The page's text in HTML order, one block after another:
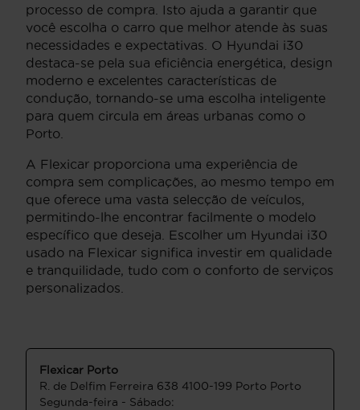
processo de compra. Isto ajuda a garantir que
você escolha o carro que melhor atende às suas
necessidades e expectativas. O Hyundai i30
destaca-se pela sua eficiência energética, design
moderno e excelentes características de
condução, tornando-se uma escolha inteligente
para quem circula em áreas urbanas como o
Porto.
A Flexicar proporciona uma experiência de
compra sem complicações, ao mesmo tempo em
que oferece uma vasta selecção de veículos,
permitindo-lhe encontrar facilmente o modelo
específico que deseja. Escolher um Hyundai i30
usado na Flexicar significa investir em qualidade
e tranquilidade, tudo com o conforto de serviços
personalizados.
Flexicar Porto
R. de Delfim Ferreira 638 4100-199 Porto Porto
Segunda-feira - Sábado: